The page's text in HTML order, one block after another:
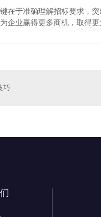
在于准确理解招标要求，
企业赢得更多商机，取得
巧